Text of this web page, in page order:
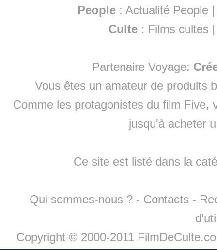
People :Actualité People
Culte : Films cultes
Partenaire Voyage:
Vous êtes un amateur de produits
Comme les protagonistes du film Five,
jusqu'à acheter
Ce site est listé dans la
Qui sommes-nous ? - Contacts -
Copyright © 2000-2011